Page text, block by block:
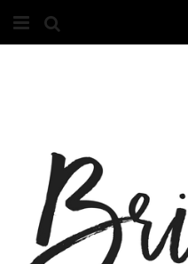
O NAS
KONTAKT
REKLAMA